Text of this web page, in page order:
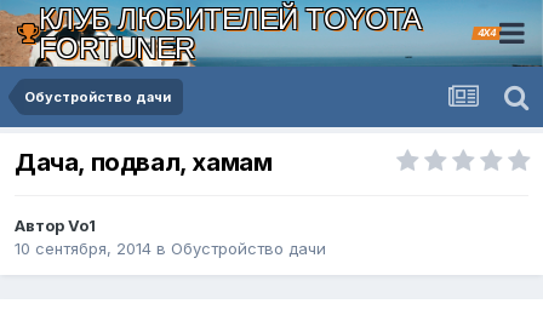
КЛУБ ЛЮБИТЕЛЕЙ TOYOTA
FORTUNER
4X4
Обустройство дачи
Дача, подвал, хамам
Автор Vo1
10 сентября, 2014 в Обустройство дачи